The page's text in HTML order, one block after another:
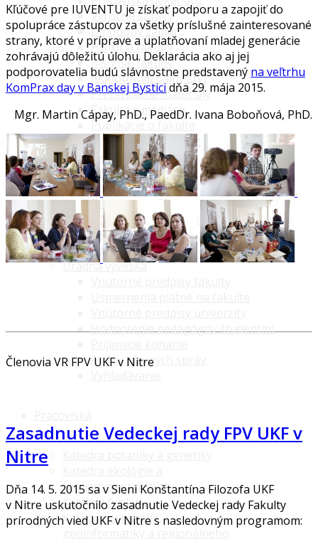
Výročné správy
Dlhodobý zámer
História fakulty
Insígnie fakulty
Jednotný vizuálny štýl
Prezentačné materiály
Fakulta v médiách
Publikácie o fakulte
Samosprávne a ďalšie orgány
Akademický senát
Vedecká rada
Kolégium dekana
Rada kvality FPVaI
Poradné orgány dekana
Disciplinárna komisia
Edičná komisia
Úradná výveska
Hodnotenie pedagógov študentmi
Archív hlavných správ
environmentalistiky
Katedra fyziky
Katedra geografie,
Kľúčové pre IUVENTU je získať podporu a zapojiť do
spolupráce zástupcov za všetky príslušné zainteresované
strany, ktoré v príprave a uplatňovaní mladej generácie
zohrávajú dôležitú úlohu. Deklarácia ako aj jej
podporovatelia budú slávnostne predstavený na veľtrhu
KomPrax day v Banskej Bysticidňa 29. mája 2015.
Mgr. Martin Cápay, PhD., PaedDr. Ivana Boboňová, PhD.
Členovia VR FPV UKF v Nitre
Zasadnutie Vedeckej rady FPV UKF v
Nitre
Dňa 14. 5. 2015 sa v Sieni Konštantína Filozofa UKF
v Nitre uskutočnilo zasadnutie Vedeckej rady Fakulty
prírodných vied UKF v Nitre s nasledovným programom: